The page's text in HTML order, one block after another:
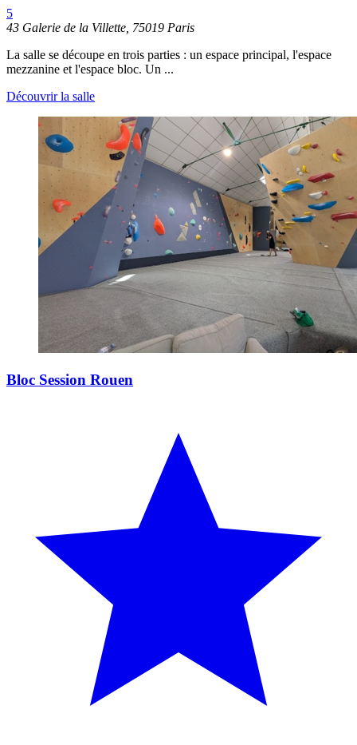
5
43 Galerie de la Villette, 75019 Paris
La salle se découpe en trois parties : un espace principal, l'espace
mezzanine et l'espace bloc. Un ...
Découvrir la salle
Bloc Session Rouen